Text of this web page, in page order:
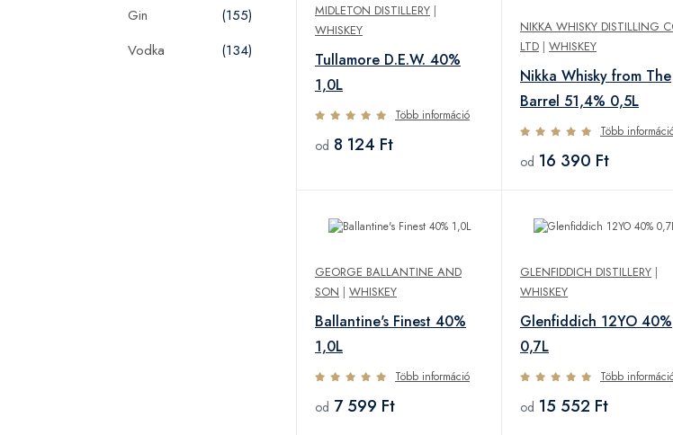
Gin
(155)
Vodka
(134)
MIDLETON DISTILLERY |
WHISKEY
Tullamore D.E.W. 40%
1,0L
Több információ
od 8 124 Ft
NIKKA WHISKY DISTILLING
LTD | WHISKEY
Nikka Whisky from The
Barrel 51,4% 0,5L
Több
od 16 390 Ft
GEORGE BALLANTINE AND
SON | WHISKEY
Ballantine's Finest 40%
1,0L
Több információ
od 7 599 Ft
GLENFIDDICH DISTILLERY |
WHISKEY
Glenfiddich 12YO 40%
0,7L
Több
od 15 552 Ft